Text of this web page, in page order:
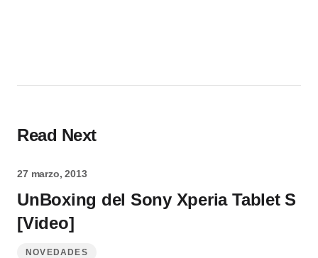
Read Next
27 marzo, 2013
UnBoxing del Sony Xperia Tablet S
[Video]
NOVEDADES